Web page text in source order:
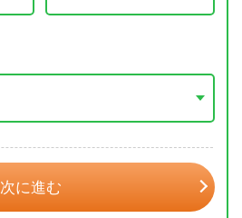
次に進む